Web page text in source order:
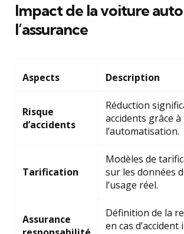
Impact de la voiture
l’assurance
Aspects Description
Risque
d’accidents
Réduction
accidents grâce à
l’automatisation.
Tarification
Modèles de
sur les données
l’usage réel.
Assurance
Définition de la
en cas